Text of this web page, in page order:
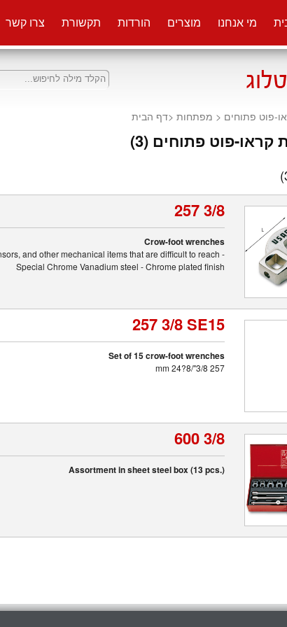
מי אנחנו מוצרים הורדות תקשורת צרו קשר
פוט פתוחים < מפתחות <דף הבית
פוט פתוחים (3)
257 3/8
Crow-foot wrenches
and other mechanical items that are difficult to reach -
Special Chrome Vanadium steel - Chrome plated finish
257 3/8 SE15
Set of 15 crow-foot wrenches
257 3/8"/8?24 mm
600 3/8
Assortment in sheet steel box (13 pcs.)